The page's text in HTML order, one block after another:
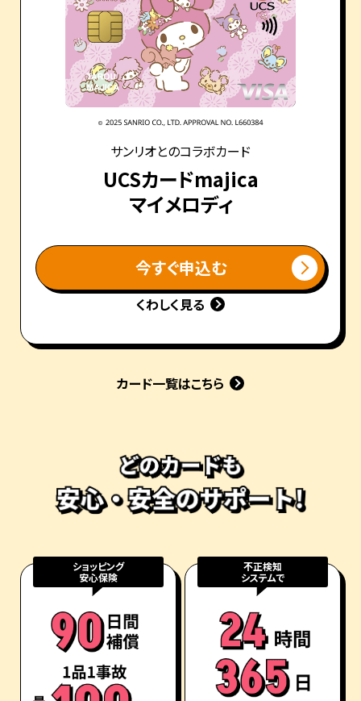
サンリオとのコラボカード
UCSカードmajica
マイメロディ
今すぐ申込む
くわしく見る
カード一覧はこちら
ショッピング
安心保険
不正検知
システムで